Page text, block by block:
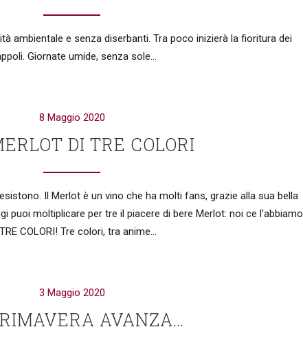
ambientale e senza diserbanti. Tra poco inizierà la fioritura dei
Giornate umide, senza sole...
8 Maggio 2020
DI TRE COLORI
Il Merlot è un vino che ha molti fans, grazie alla sua bella
puoi moltiplicare per tre il piacere di bere Merlot: noi ce l'abbiamo
COLORI! Tre colori, tra anime...
3 Maggio 2020
AVANZA…